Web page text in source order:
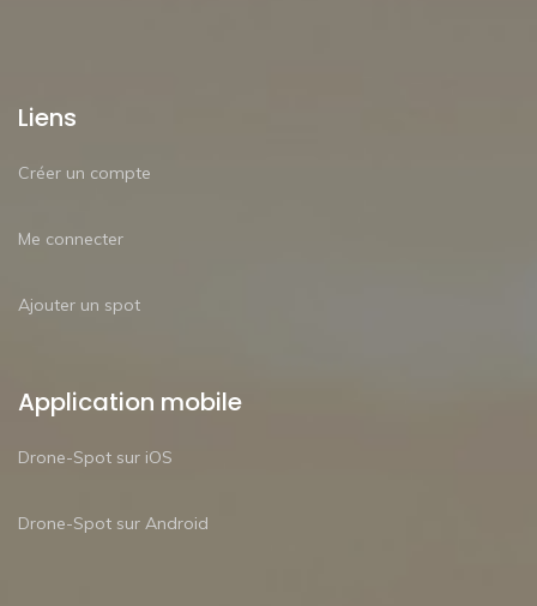
Liens
Créer un compte
Me connecter
Ajouter un spot
Application mobile
Drone-Spot sur iOS
Drone-Spot sur Android